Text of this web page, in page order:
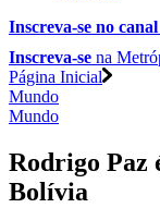
Inscreva-se no canal
Inscreva-se na
Página Inicial
Mundo
Mundo
Rodrigo Paz
Bolívia